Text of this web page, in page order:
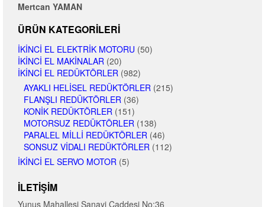
Mertcan YAMAN
ÜRÜN KATEGORILERI
İKINCI EL ELEKTRIK MOTORU (50)
İKINCI EL MAKINALAR (20)
İKINCI EL REDÜKTÖRLER (982)
AYAKLI HELISEL REDÜKTÖRLER (215)
FLANŞLI REDÜKTÖRLER (36)
KONIK REDÜKTÖRLER (151)
MOTORSUZ REDÜKTÖRLER (138)
PARALEL MILLI REDÜKTÖRLER (46)
SONSUZ VIDALI REDÜKTÖRLER (112)
İKINCI EL SERVO MOTOR (5)
İLETIŞIM
Yunus Mahallesi Sanayi Caddesi No:36